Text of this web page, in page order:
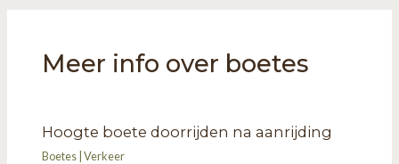
Meer info over boetes
Hoogte boete doorrijden na aanrijding
Boetes |Verkeer